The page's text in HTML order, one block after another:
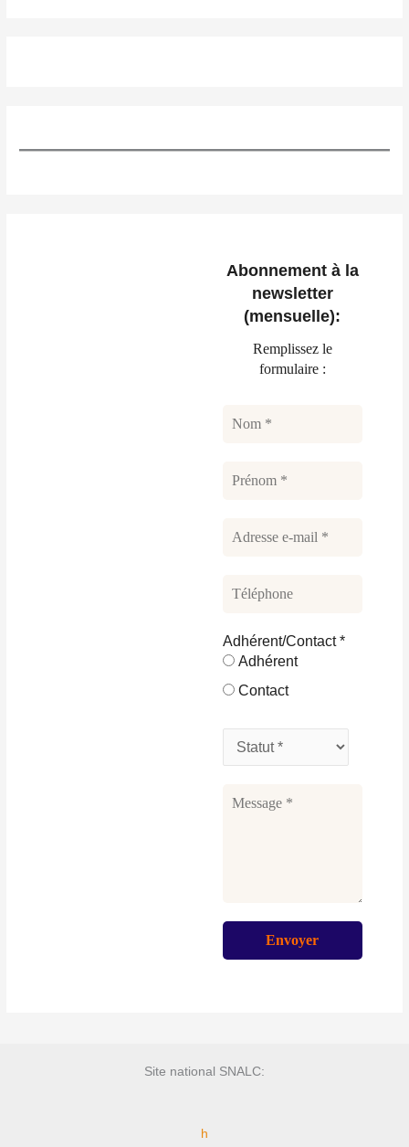
Abonnement à la
newsletter
(mensuelle):
Remplissez le
formulaire :
Adhérent/Contact*
Adhérent
Contact
Site national SNALC:
h